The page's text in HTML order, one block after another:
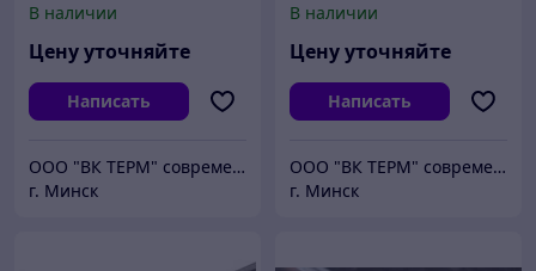
В наличии
Цену уточняйте
Написать
ООО "ВК ТЕРМ" современные потолочные системы
г. Минск
В наличии
Цену уточняйте
Написать
ООО "ВК ТЕРМ" современные потолочные системы
г. Минск